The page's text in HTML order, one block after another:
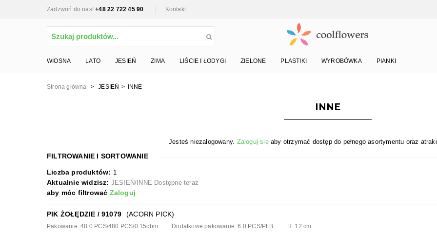
Zadzwoń do nas!+48 22 722 45 90 Kontakt
WIOSNA LATO JESIEŃ ZIMA LIŚCIE I ŁODYGI ZIELONE PLASTIKI WYROBÓWKA PIANKI
Strona główna > JESIEŃ > INNE
INNE
Jesteś niezalogowany. Zaloguj sięaby otrzymać dostęp do pełnego asortymentu oraz
FILTROWANIE I SORTOWANIE
Liczba produktów: 1
Aktualnie widzisz: JESIEŃ/INNE Dostępne teraz
aby móc filtrować Zaloguj
PIK ŻOŁĘDZIE / 91079 (ACORN PICK)
Pakowanie:48.0 PCS/480 PCS/0.15cbm Dodatkowe pakowanie:6.0 PCS/PLB H: 12 cm